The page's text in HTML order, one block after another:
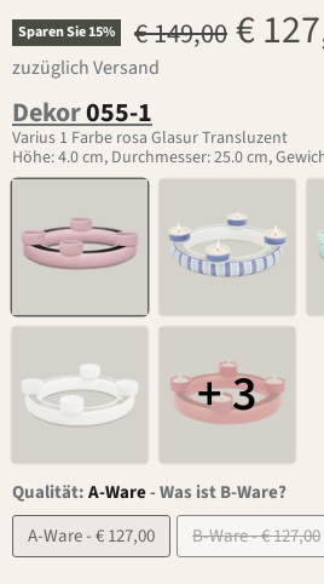
Sparen Sie15% Ursprünglicher
€ 149,00 €
zuzüglich Versand
Dekor055-1
Varius 1 Farbe rosa Glasur Transluzent
Höhe: 4.0 cm, Durchmesser: 25.0 cm,
+ 3
Qualität:A-Ware-Was ist B-Ware?
A-Ware - € 127,00
B-Ware - € 127,00